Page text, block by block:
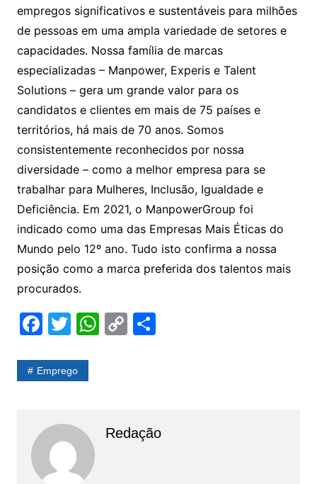
empregos significativos e sustentáveis para milhões
de pessoas em uma ampla variedade de setores e
capacidades. Nossa família de marcas
especializadas – Manpower, Experis e Talent
Solutions – gera um grande valor para os
candidatos e clientes em mais de 75 países e
territórios, há mais de 70 anos. Somos
consistentemente reconhecidos por nossa
diversidade – como a melhor empresa para se
trabalhar para Mulheres, Inclusão, Igualdade e
Deficiência. Em 2021, o ManpowerGroup foi
indicado como uma das Empresas Mais Éticas do
Mundo pelo 12º ano. Tudo isto confirma a nossa
posição como a marca preferida dos talentos mais
procurados.
F
c
o
o
T
itt
W
p
C
n
S
Emprego
Redação